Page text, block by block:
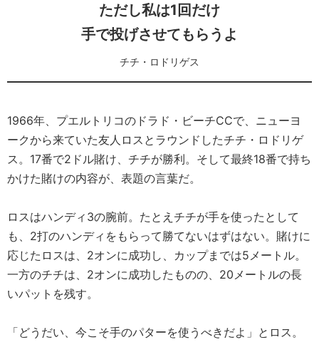
ただし私は1回だけ
手で投げさせてもらうよ
チチ・ロドリゲス
1966年、プエルトリコのドラド・ビーチCCで、ニューヨ
ークから来ていた友人ロスとラウンドしたチチ・ロドリゲ
ス。17番で2ドル賭け、チチが勝利。そして最終18番で持ち
かけた賭けの内容が、表題の言葉だ。
ロスはハンディ3の腕前。たとえチチが手を使ったとして
も、2打のハンディをもらって勝てないはずはない。賭けに
応じたロスは、2オンに成功し、カップまでは5メートル。
一方のチチは、2オンに成功したものの、20メートルの長
いパットを残す。
「どうだい、今こそ手のパターを使うべきだよ」とロス。